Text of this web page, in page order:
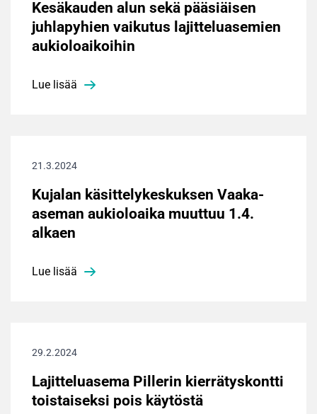
Kesäkauden alun sekä pääsiäisen
juhlapyhien vaikutus lajitteluasemien
aukioloaikoihin
Lue lisää
21.3.2024
Kujalan käsittelykeskuksen Vaaka-
aseman aukioloaika muuttuu 1.4.
alkaen
Lue lisää
29.2.2024
Lajitteluasema Pillerin kierrätyskontti
toistaiseksi pois käytöstä